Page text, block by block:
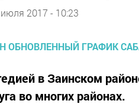
2017 - 10:23
в Заинском
во многих районах.